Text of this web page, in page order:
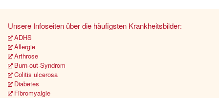
Unsere Infoseiten über die häufigsten Krankheitsbilder:
ADHS
Allergie
Arthrose
Burn-out-Syndrom
Colitis ulcerosa
Diabetes
Fibromyalgie